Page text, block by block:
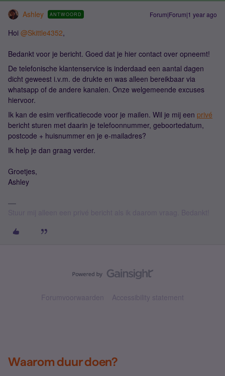
Ashley ANTWOORD Forum|Forum|1 year ago
Hoi @Skittle4352,
Bedankt voor je bericht. Goed dat je hier contact over opneemt!
De telefonische klantenservice is inderdaad een aantal dagen
dicht geweest i.v.m. de drukte en was alleen bereikbaar via
whatsapp of de andere kanalen. Onze welgemeende excuses
hiervoor.
Ik kan de esim verificatiecode voor je mailen. Wil je mij een privé
bericht sturen met daarin je telefoonnummer, geboortedatum,
postcode + huisnummer en je e-mailadres?
Ik help je dan graag verder.
Groetjes,
Ashley
Forumvoorwaarden Accessibility statement
Waarom duur doen?